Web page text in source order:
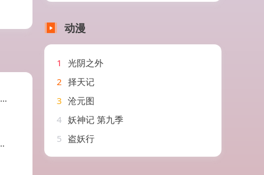
动漫
1
光阴之外
2 择天记
3 沧元图
4 妖神记 第九季
5 盗妖行